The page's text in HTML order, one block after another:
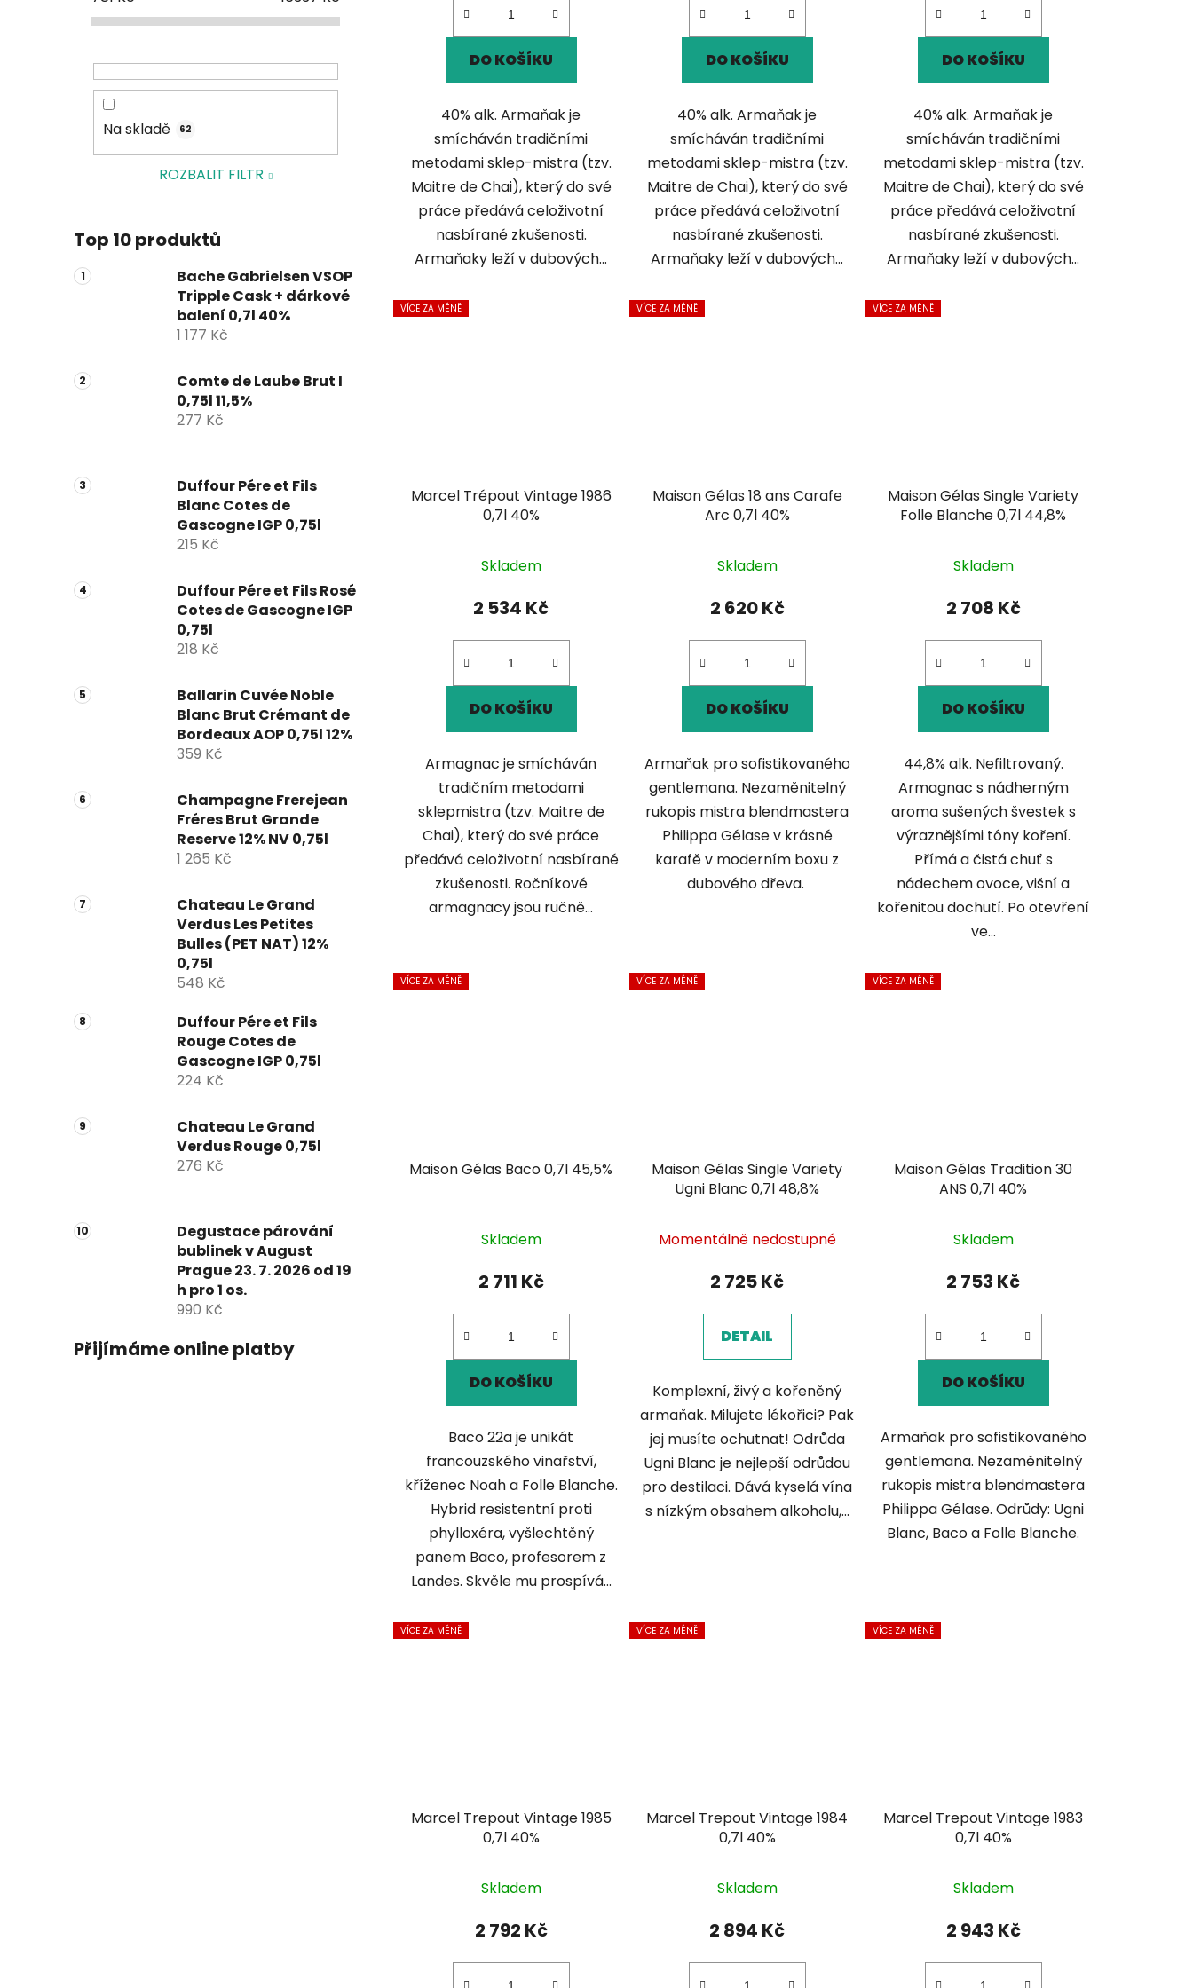
Na skladě 62
ROZBALIT FILTR
Top 10 produktů
Bache Gabrielsen VSOP
Tripple Cask + dárkové
balení 0,7l 40%
1 177 Kč
Comte de Laube Brut I
0,75l 11,5%
277 Kč
Duffour Pére et Fils
Blanc Cotes de
Gascogne IGP 0,75l
215 Kč
Duffour Pére et Fils Rosé
Cotes de Gascogne IGP
0,75l
218 Kč
Ballarin Cuvée Noble
Blanc Brut Crémant de
Bordeaux AOP 0,75l 12%
359 Kč
Champagne Frerejean
Fréres Brut Grande
Reserve 12% NV 0,75l
1 265 Kč
Chateau Le Grand
Verdus Les Petites
Bulles (PET NAT) 12%
0,75l
548 Kč
Duffour Pére et Fils
Rouge Cotes de
Gascogne IGP 0,75l
224 Kč
Chateau Le Grand
Verdus Rouge 0,75l
276 Kč
Degustace párování
bublinek v August
Prague 23. 7. 2026 od 19
h pro 1 os.
990 Kč
Přijímáme online platby
DO KOŠÍKU
40% alk. Armaňak je
smícháván tradičními
metodami sklep-mistra (tzv.
Maitre de Chai), který do své
práce předává celoživotní
nasbírané zkušenosti.
Armaňaky leží v dubových...
DO KOŠÍKU
40% alk. Armaňak je
smícháván tradičními
metodami sklep-mistra (tzv.
Maitre de Chai), který do své
práce předává celoživotní
nasbírané zkušenosti.
Armaňaky leží v dubových...
DO KOŠÍKU
40% alk. Armaňak je
smícháván tradičními
metodami sklep-mistra (tzv.
Maitre de Chai), který do své
práce předává celoživotní
nasbírané zkušenosti.
Armaňaky leží v dubových...
VÍCE ZA MÉNĚ
Marcel Trépout Vintage 1986
0,7l 40%
Skladem
2 534 Kč
DO KOŠÍKU
Armagnac je smícháván
tradičním metodami
sklepmistra (tzv. Maitre de
Chai), který do své práce
předává celoživotní nasbírané
zkušenosti. Ročníkové
armagnacy jsou ručně...
VÍCE ZA MÉNĚ
Maison Gélas 18 ans Carafe
Arc 0,7l 40%
Skladem
2 620 Kč
DO KOŠÍKU
Armaňak pro sofistikovaného
gentlemana. Nezaměnitelný
rukopis mistra blendmastera
Philippa Gélase v krásné
karafě v moderním boxu z
dubového dřeva.
VÍCE ZA MÉNĚ
Maison Gélas Single Variety
Folle Blanche 0,7l 44,8%
Skladem
2 708 Kč
DO KOŠÍKU
44,8% alk. Nefiltrovaný.
Armagnac s nádherným
aroma sušených švestek s
výraznějšími tóny koření.
Přímá a čistá chuť s
nádechem ovoce, višní a
kořenitou dochutí. Po otevření
ve...
VÍCE ZA MÉNĚ
Maison Gélas Baco 0,7l 45,5%
Skladem
2 711 Kč
DO KOŠÍKU
Baco 22a je unikát
francouzského vinařství,
kříženec Noah a Folle Blanche.
Hybrid resistentní proti
phylloxéra, vyšlechtěný
panem Baco, profesorem z
Landes. Skvěle mu prospívá...
VÍCE ZA MÉNĚ
Maison Gélas Single Variety
Ugni Blanc 0,7l 48,8%
Momentálně nedostupné
2 725 Kč
DETAIL
Komplexní, živý a kořeněný
armaňak. Milujete lékořici? Pak
jej musíte ochutnat! Odrůda
Ugni Blanc je nejlepší odrůdou
pro destilaci. Dává kyselá vína
s nízkým obsahem alkoholu,...
VÍCE ZA MÉNĚ
Maison Gélas Tradition 30
ANS 0,7l 40%
Skladem
2 753 Kč
DO KOŠÍKU
Armaňak pro sofistikovaného
gentlemana. Nezaměnitelný
rukopis mistra blendmastera
Philippa Gélase. Odrůdy: Ugni
Blanc, Baco a Folle Blanche.
VÍCE ZA MÉNĚ
Marcel Trepout Vintage 1985
0,7l 40%
Skladem
2 792 Kč
VÍCE ZA MÉNĚ
Marcel Trepout Vintage 1984
0,7l 40%
Skladem
2 894 Kč
VÍCE ZA MÉNĚ
Marcel Trepout Vintage 1983
0,7l 40%
Skladem
2 943 Kč